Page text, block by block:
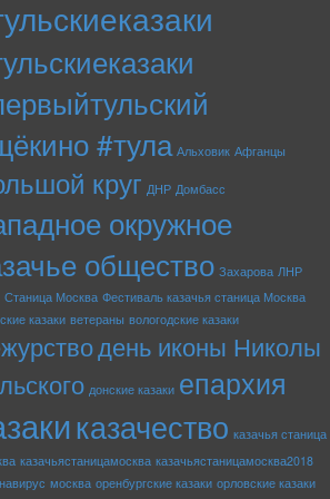
#тула Альховик Афганцы
круг ДНР Домбасс
окружное
общество Захарова ЛНР
Станица Москва Фестиваль казачья станица Москва
казаки ветераны вологодские казаки
день иконы Николы
донские казаки епархия
казачество казачья станица
казачьястаницамосква казачьястаницамосква2018
москва оренбургские казаки орловские казаки